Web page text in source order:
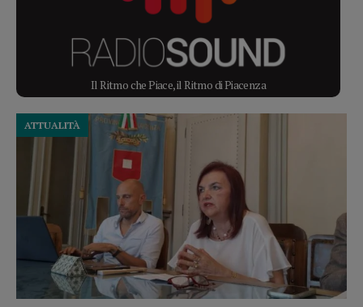
Il Ritmo che Piace, il Ritmo di Piacenza
ATTUALITÀ